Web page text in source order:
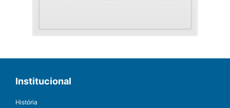
Institucional
História